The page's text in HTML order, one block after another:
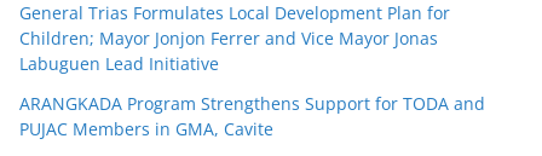
General Trias Formulates Local Development Plan for
Children; Mayor Jonjon Ferrer and Vice Mayor Jonas
Labuguen Lead Initiative
ARANGKADA Program Strengthens Support for TODA and
PUJAC Members in GMA, Cavite